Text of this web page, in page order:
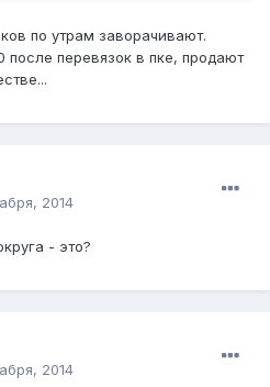
по утрам заворачивают.
перевязок в пке, продают
2014
- это?
2014